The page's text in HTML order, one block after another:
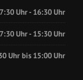
7:30 Uhr - 16:30 Uhr
7:30 Uhr - 15:30 Uhr
Uhr bis 15:00 Uhr